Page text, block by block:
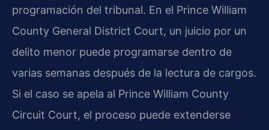
programación del tribunal. En el Prince William
County General District Court, un juicio por un
delito menor puede programarse dentro de
varias semanas después de la lectura de cargos.
Si el caso se apela al Prince William County
Circuit Court, el proceso puede extenderse